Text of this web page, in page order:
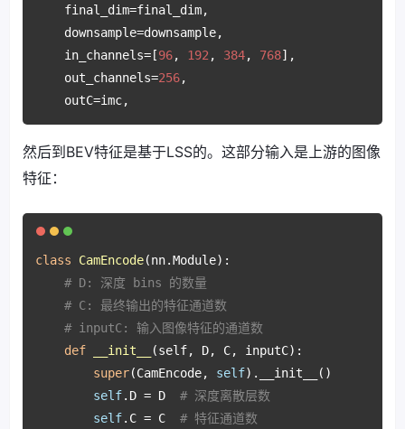
    final_dim=final_dim,
    downsample=downsample,
    in_channels=[
96, 192 , 384, 768],
    out_channels=
256,
    outC=imc,
然后到BEV特征是基于LSS的。这部分输入是上游的图像
特征：
class CamEncode(nn.Module):
# D: 深度 bins 的数量
# C: 最终输出的特征通道数
# inputC: 输入图像特征的通道数
def
__init__ (self, D, C, inputC):
super(CamEncode, self).__init__()
self.D = D # 深度离散层数
self.C = C # 特征通道数